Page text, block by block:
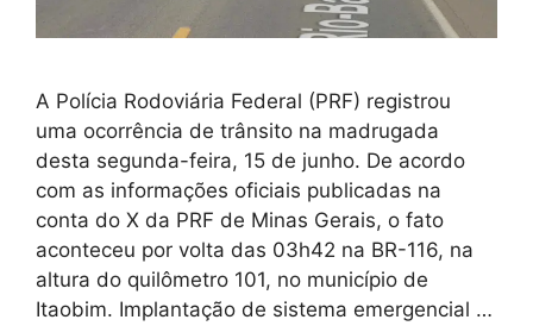
A Polícia Rodoviária Federal (PRF) registrou
uma ocorrência de trânsito na madrugada
desta segunda-feira, 15 de junho. De acordo
com as informações oficiais publicadas na
conta do X da PRF de Minas Gerais, o fato
aconteceu por volta das 03h42 na BR-116, na
altura do quilômetro 101, no município de
Itaobim. Implantação de sistema emergencial …